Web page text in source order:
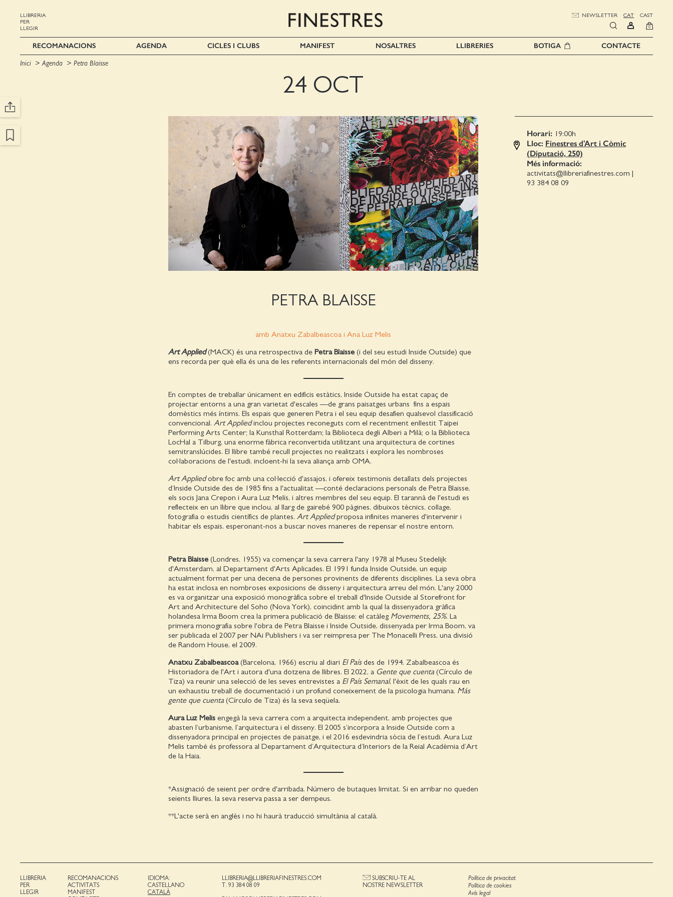
LLIBRERIA
PER
LLEGIR
NEWSLETTER CAT CAST
0
RECOMANACIONS AGENDA CICLES I CLUBS MANIFEST NOSALTRES LLIBRERIES BOTIGA CONTACTE
Inici Agenda Petra Blaisse
24 OCT
PETRA BLAISSE
amb Anatxu Zabalbeascoa i Ana Luz Melis
Art Applied(MACK) és una retrospectiva de Petra Blaisse(i del seu estudi Inside Outside) que
ens recorda per què ella és una de les referents internacionals del món del disseny.
En comptes de treballar únicament en edificis estàtics, Inside Outside ha estat capaç de
projectar entorns a una gran varietat d'escales —de grans paisatges urbans fins a espais
domèstics més íntims. Els espais que generen Petra i el seu equip desafien qualsevol classificació
convencional. Art Appliedinclou projectes reconeguts com el recentment enllestit Taipei
Performing Arts Center; la Kunsthal Rotterdam; la Biblioteca degli Alberi a Milà; o la Biblioteca
LocHal a Tilburg, una enorme fàbrica reconvertida utilitzant una arquitectura de cortines
semitranslúcides. El llibre també recull projectes no realitzats i explora les nombroses
col·laboracions de l'estudi, incloent-hi la seva aliança amb OMA.
Art Appliedobre foc amb una col·lecció d'assajos, i ofereix testimonis detallats dels projectes
d’Inside Outside des de 1985 fins a l'actualitat —conté declaracions personals de Petra Blaisse,
els socis Jana Crepon i Aura Luz Melis, i altres membres del seu equip. El tarannà de l'estudi es
reflecteix en un llibre que inclou, al llarg de gairebé 900 pàgines, dibuixos tècnics, collage,
fotografia o estudis científics de plantes. Art Appliedproposa infinites maneres d'intervenir i
habitar els espais, esperonant-nos a buscar noves maneres de repensar el nostre entorn.
Petra Blaisse (Londres, 1955) va començar la seva carrera l'any 1978 al Museu Stedelijk
d'Amsterdam, al Departament d'Arts Aplicades. El 1991 funda Inside Outside, un equip
actualment format per una decena de persones provinents de diferents disciplines. La seva obra
ha estat inclosa en nombroses exposicions de disseny i arquitectura arreu del món. L'any 2000
es va organitzar una exposició monogràfica sobre el treball d'Inside Outside al Storefront for
Art and Architecture del Soho (Nova York), coincidint amb la qual la dissenyadora gràfica
holandesa Irma Boom crea la primera publicació de Blaisse: el catàleg Movements, 25%. La
primera monografia sobre l'obra de Petra Blaisse i Inside Outside, dissenyada per Irma Boom, va
ser publicada el 2007 per NAi Publishers i va ser reimpresa per The Monacelli Press, una divisió
de Random House, el 2009.
Anatxu Zabalbeascoa(Barcelona, 1966) escriu al diari El Paísdes de 1994. Zabalbeascoa és
Historiadora de l'Art i autora d'una dotzena de llibres. El 2022, a Gente que cuenta(Círculo de
Tiza) va reunir una selecció de les seves entrevistes a El País Semanal, l'èxit de les quals rau en
un exhaustiu treball de documentació i un profund coneixement de la psicologia humana. Más
gente que cuenta(Círculo de Tiza) és la seva seqüela.
Aura Luz Melisengegà la seva carrera com a arquitecta independent, amb projectes que
abasten l’urbanisme, l’arquitectura i el disseny. El 2005 s’incorpora a Inside Outside com a
dissenyadora principal en projectes de paisatge, i el 2016 esdevindria sòcia de l’estudi. Aura Luz
Melis també és professora al Departament d’Arquitectura d’Interiors de la Reial Acadèmia d’Art
de la Haia.
*Assignació de seient per ordre d'arribada. Número de butaques limitat. Si en arribar no queden
seients lliures, la seva reserva passa a ser dempeus.
**L'acte serà en anglès i no hi haurà traducció simultània al català.
Horari: 19:00h
Lloc: Finestres d'Art i Còmic
(Diputació, 250)
Més informació:
activitats@llibreriafinestres.com |
93 384 08 09
LLIBRERIA
PER
LLEGIR
RECOMANACIONS
ACTIVITATS
MANIFEST
IDIOMA:
CASTELLANO
CATALÀ
LLIBRERIA@LLIBRERIAFINESTRES.COM
T. 93 384 08 09
SUBSCRIU-TE AL
NOSTRE NEWSLETTER
Política de privacitat
Política de cookies
Avís legal